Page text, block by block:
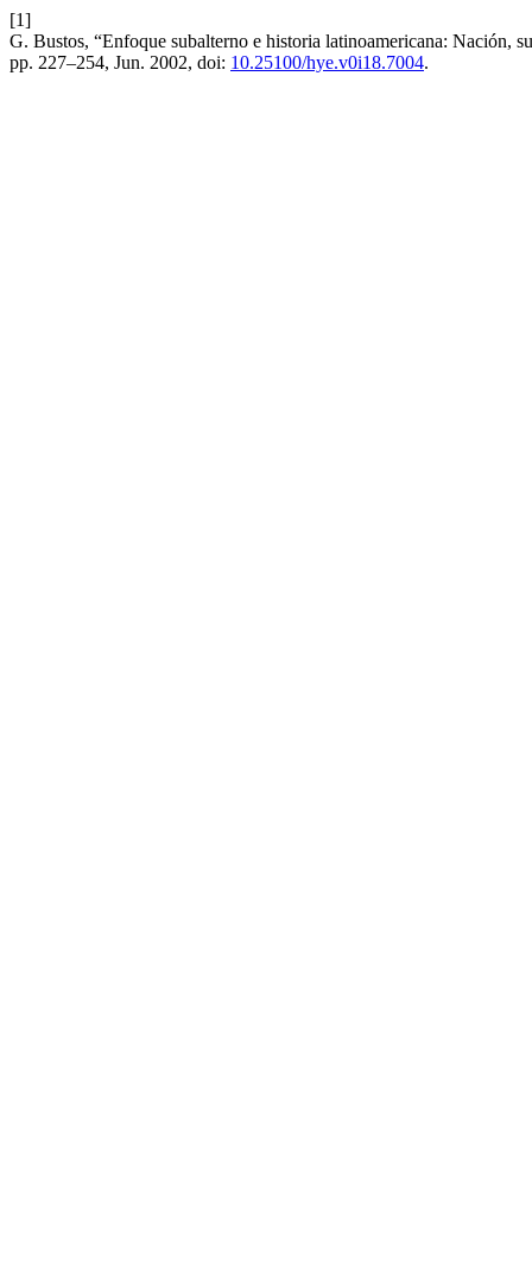
[1]
G. Bustos, “Enfoque subalterno e historia latinoamericana: Nación,
pp. 227–254, Jun. 2002, doi: 10.25100/hye.v0i18.7004.